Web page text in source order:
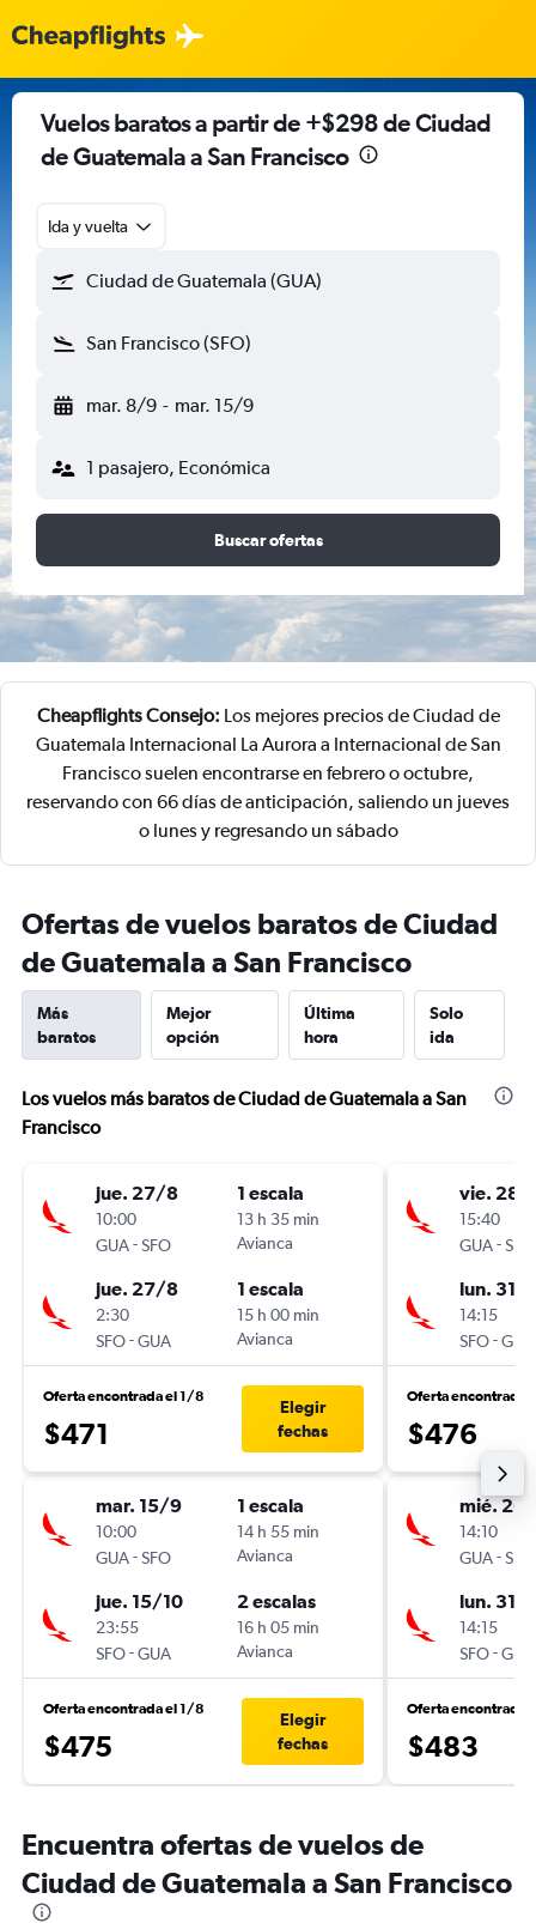
Vuelos baratos a partir de +$298 de Ciudad
de Guatemala a San Francisco
Ida y vuelta
Ciudad de Guatemala (GUA)
San Francisco (SFO)
mar. 8/9 - mar. 15/9
1 pasajero, Económica
Buscar ofertas
Cheapflights Consejo: Los mejores precios de Ciudad de
Guatemala Internacional La Aurora a Internacional de San
Francisco suelen encontrarse en febrero o octubre,
reservando con 66 días de anticipación, saliendo un jueves
o lunes y regresando un sábado
Ofertas de vuelos baratos de Ciudad
de Guatemala a San Francisco
Más
baratos
Mejor
opción
Última
hora
Solo
ida
Los vuelos más baratos de Ciudad de Guatemala a San
Francisco
jue. 27/8
10:00
GUA-SFO
1 escala
13 h 35 min
Avianca
jue. 27/8
2:30
SFO-GUA
1 escala
15 h 00 min
Avianca
Oferta encontrada el 1/8
$471
Elegir
fechas
mar. 15/9
10:00
GUA-SFO
1 escala
14 h 55 min
Avianca
jue. 15/10
23:55
SFO-GUA
2 escalas
16 h 05 min
Avianca
Oferta encontrada el 1/8
$475
Elegir
fechas
vie. 28/
15:40
GUA-SFO
lun. 31/
14:15
SFO-GUA
Oferta encontrada
$476
mié.
14:10
GUA-SFO
lun. 31/
14:15
SFO-GUA
Oferta encontrada
$483
Encuentra ofertas de vuelos de
Ciudad de Guatemala a San Francisco